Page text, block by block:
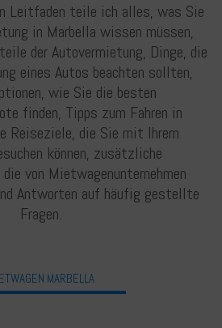
Leitfaden teile ich alles, was Sie
in Marbella wissen müssen,
der Autovermietung, Dinge, die
eines Autos beachten sollten,
wie Sie die besten
finden, Tipps zum Fahren in
Reiseziele, die Sie mit Ihrem
können, zusätzliche
von Mietwagenunternehmen
Antworten auf häufig gestellte
Fragen.
MARBELLA